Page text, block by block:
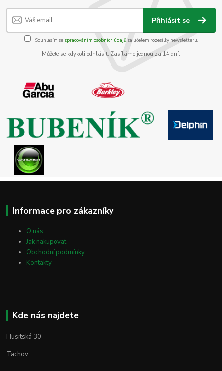
Přihlásit se
Souhlasím se zpracováním osobních údajůza účelem rozesílky newsletteru.
Můžete se kdykoli odhlásit. Zasíláme jednou za 14 dní.
Informace pro zákazníky
O nás
Jak nakupovat
Obchodní podmínky
Kontakty
Kde nás najdete
Husitská 30
Tachov